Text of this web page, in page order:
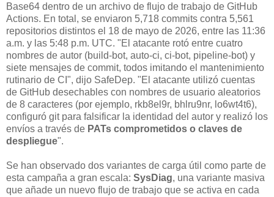
Base64 dentro de un archivo de flujo de trabajo de GitHub
Actions. En total, se enviaron 5,718 commits contra 5,561
repositorios distintos el 18 de mayo de 2026, entre las 11:36
a.m. y las 5:48 p.m. UTC. "El atacante rotó entre cuatro
nombres de autor (build-bot, auto-ci, ci-bot, pipeline-bot) y
siete mensajes de commit, todos imitando el mantenimiento
rutinario de CI", dijo SafeDep. "El atacante utilizó cuentas
de GitHub desechables con nombres de usuario aleatorios
de 8 caracteres (por ejemplo, rkb8el9r, bhlru9nr, lo6wt4t6),
configuró git para falsificar la identidad del autor y realizó los
envíos a través de PATs comprometidos o claves de
despliegue".
Se han observado dos variantes de carga útil como parte de
esta campaña a gran escala: SysDiag, una variante masiva
que añade un nuevo flujo de trabajo que se activa en cada